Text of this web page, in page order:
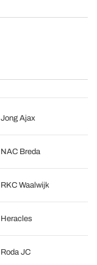
Jong Ajax
NAC Breda
RKC Waalwijk
Heracles
Roda JC